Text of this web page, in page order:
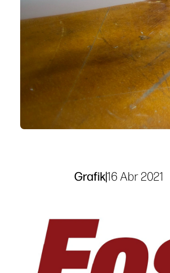
Grafik|16 Abr 2021